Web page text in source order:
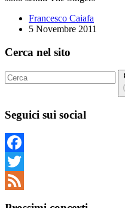
Francesco Caiafa
5 Novembre 2011
Cerca nel sito
risultato
Seguici sui social
Facebook
Twitter